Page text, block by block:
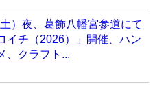
）夜、葛飾八幡宮参道にて
イチ（2026）」開催、ハン
、クラフト...